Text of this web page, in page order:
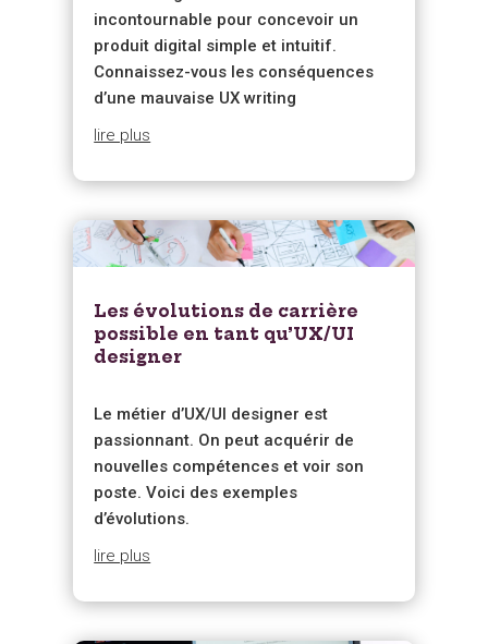
incontournable pour concevoir un
produit digital simple et intuitif.
Connaissez-vous les conséquences
d’une mauvaise UX writing
lire plus
Les évolutions de carrière
possible en tant qu’UX/UI
designer
Le métier d’UX/UI designer est
passionnant. On peut acquérir de
nouvelles compétences et voir son
poste. Voici des exemples
d’évolutions.
lire plus